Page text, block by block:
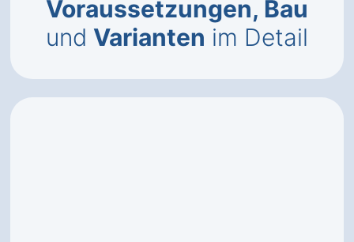
Voraussetzungen, Bau
und Varianten im Detail